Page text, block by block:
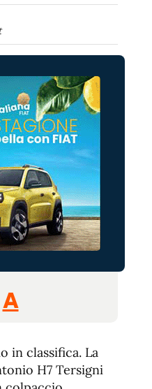
Restablecer
de
AAumentar
de
in classifica. La
H7 Tersigni